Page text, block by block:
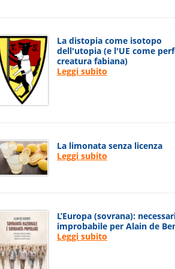
La distopia come isotopo
dell'utopia (e l'UE come
creatura fabiana)
Leggi subito
La limonata senza licenza
Leggi subito
L’Europa (sovrana):
improbabile per Alain de
Leggi subito